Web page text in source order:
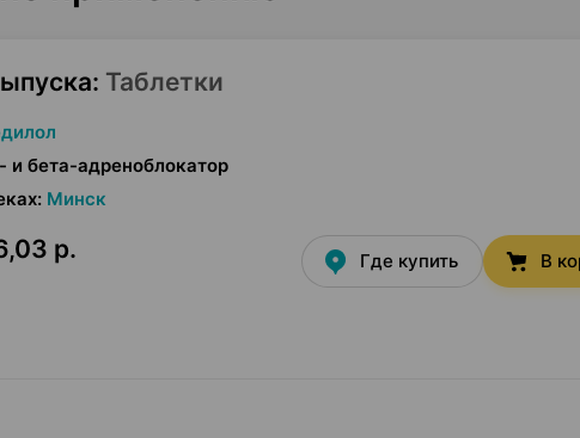
: Таблетки
и бета-адреноблокатор
: Минск
р. Где купить В